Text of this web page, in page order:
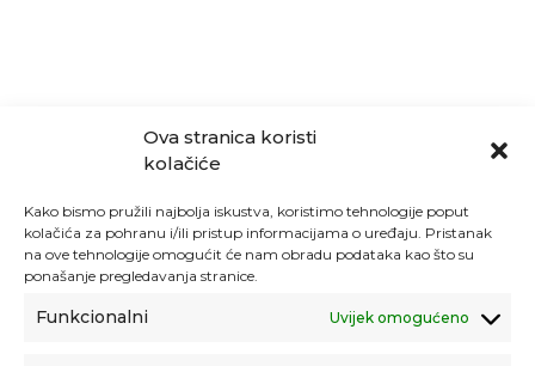
Ova stranica koristi
kolačiće
Kako bismo pružili najbolja iskustva, koristimo tehnologije poput
kolačića za pohranu i/ili pristup informacijama o uređaju. Pristanak
na ove tehnologije omogućit će nam obradu podataka kao što su
ponašanje pregledavanja stranice.
Funkcionalni Uvijek omogućeno